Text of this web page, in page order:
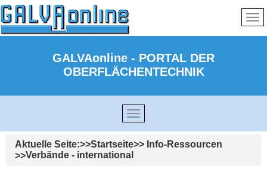
GALVAonline - PORTAL DER
OBERFLÄCHENTECHNIK
Aktuelle Seite: Startseite
Info-Ressourcen
Verbände - international